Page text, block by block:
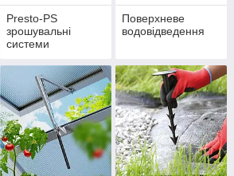
Presto-PS
зрошувальні
системи
Поверхневе
водовідведення